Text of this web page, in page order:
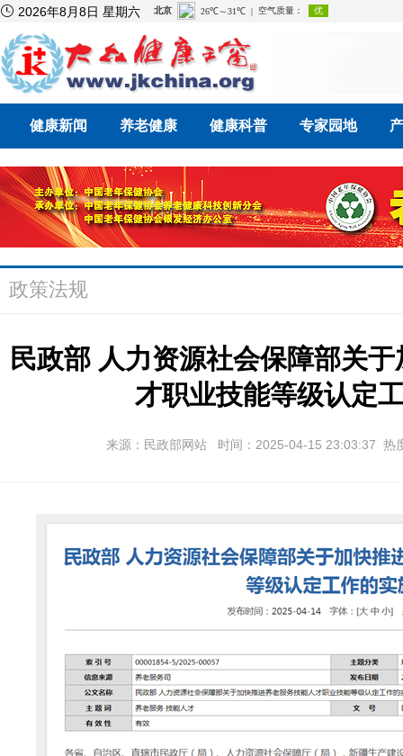
 2026年8月8日 星期六
健康新闻 养老健康 健康科普 专家园地
政策法规
民政部 人力资源社会保障部关
才职业技能等级认定
来源：民政部网站 时间：2025-04-15 23:03:37 热